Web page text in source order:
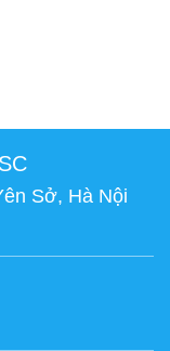
Sở, Hà Nội